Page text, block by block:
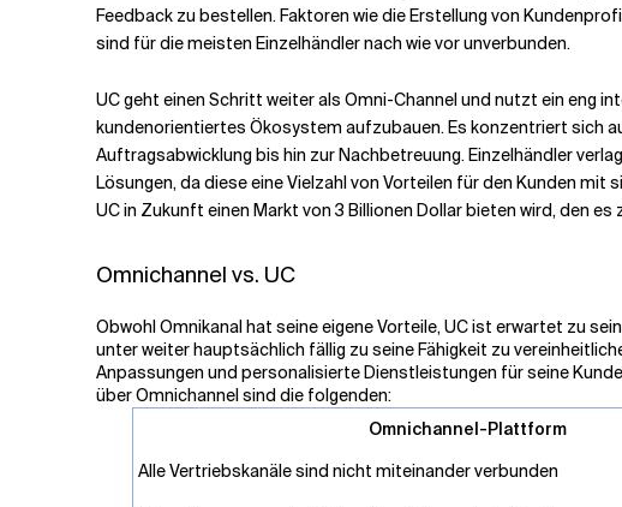
Feedback zu bestellen. Faktoren wie die Erstellung von
sind für die meisten Einzelhändler nach wie vor unverbunden.
UC geht einen Schritt weiter als Omni-Channel und nutzt ein eng
kundenorientiertes Ökosystem aufzubauen. Es konzentriert sich
Auftragsabwicklung bis hin zur Nachbetreuung. Einzelhändler
Lösungen, da diese eine Vielzahl von Vorteilen für den Kunden mit
UC in Zukunft einen Markt von 3 Billionen Dollar bieten wird, den es
Omnichannel vs. UC
Obwohl Omnikanal hat seine eigene Vorteile, UC ist erwartet zu
unter weiter hauptsächlich fällig zu seine Fähigkeit zu
Anpassungen und personalisierte Dienstleistungen für seine
über Omnichannel sind die folgenden:
Omnichannel-Plattform
Alle Vertriebskanäle sind nicht miteinander verbunden